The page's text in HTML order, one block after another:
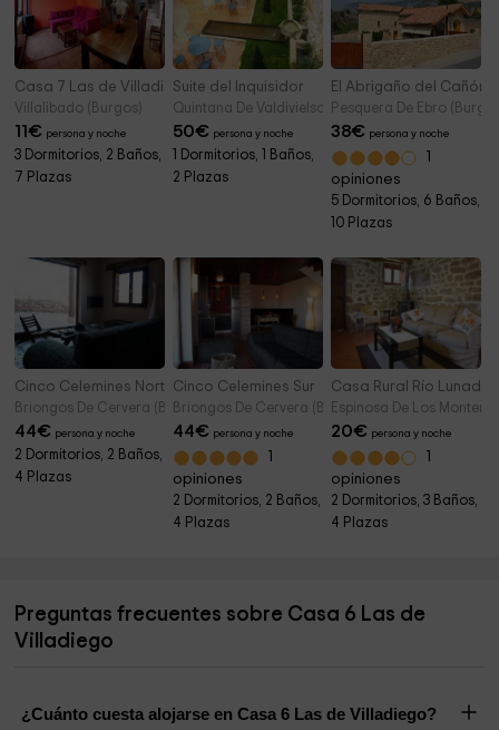
Casa 7 Las de Villadiego
Villalibado (Burgos)
11€ persona y noche
3 Dormitorios, 2 Baños,
7 Plazas
Suite del Inquisidor
Quintana De Valdivielso (Burgos)
50€ persona y noche
1 Dormitorios, 1 Baños,
2 Plazas
El Abrigaño del Cañón II
Pesquera De Ebro
38€ persona y noche
opiniones
5 Dormitorios, 6 Baños,
10 Plazas
Cinco Celemines Norte
Briongos De Cervera (Burgos)
44€ persona y noche
2 Dormitorios, 2 Baños,
4 Plazas
Cinco Celemines Sur
Briongos De Cervera (Burgos)
44€ persona y noche
opiniones
2 Dormitorios, 2 Baños,
4 Plazas
Casa Rural Río Lunada
Espinosa De Los
20€ persona y noche
opiniones
2 Dormitorios, 3 Baños,
4 Plazas
Preguntas frecuentes sobre Casa 6 Las de
Villadiego
¿Cuánto cuesta alojarse en Casa 6 Las de Villadiego?